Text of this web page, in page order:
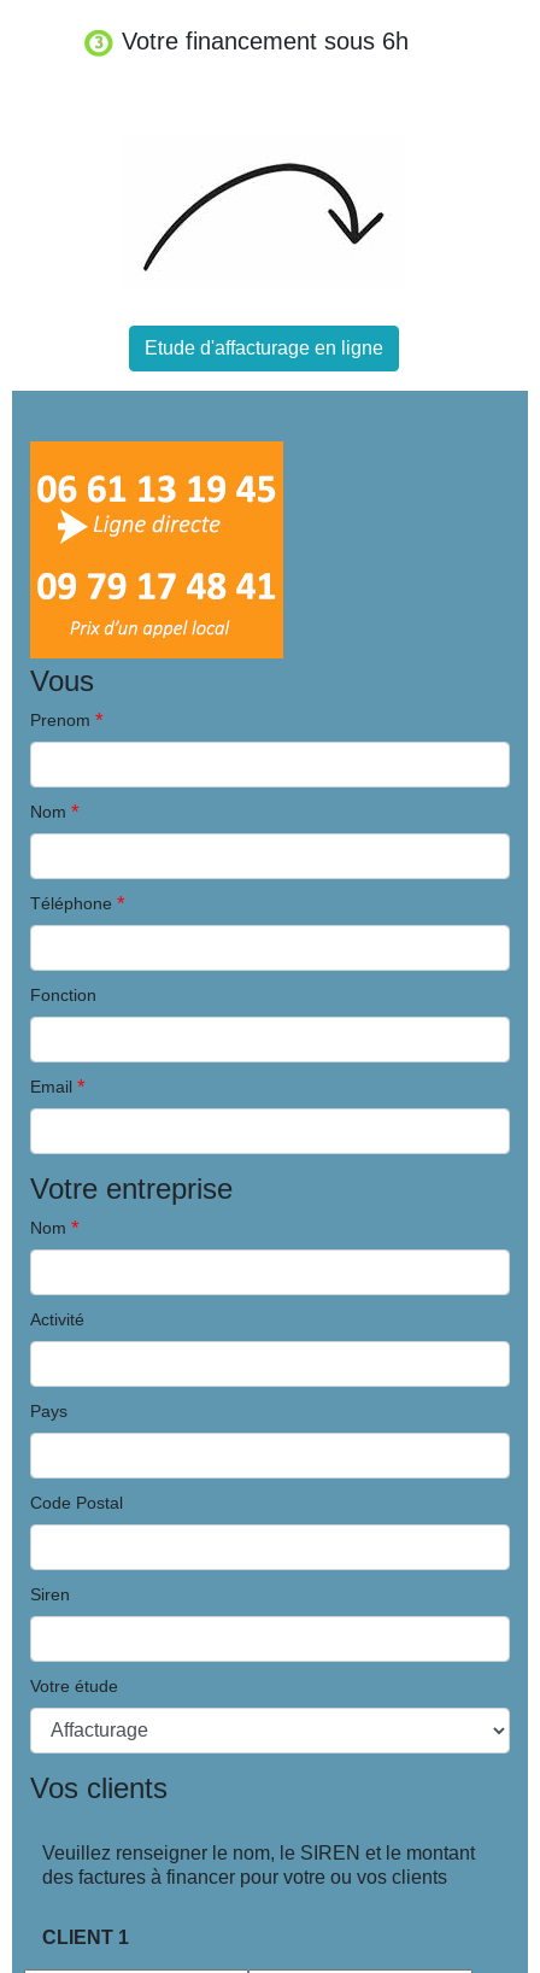
Votre financement sous 6h
Etude d'affacturage en ligne
Vous
Prenom *
Nom *
Téléphone *
Fonction
Email *
Votre entreprise
Nom *
Activité
Pays
Code Postal
Siren
Votre étude
Vos clients
Veuillez renseigner le nom, le SIREN et le montant
des factures à financer pour votre ou vos clients
CLIENT 1